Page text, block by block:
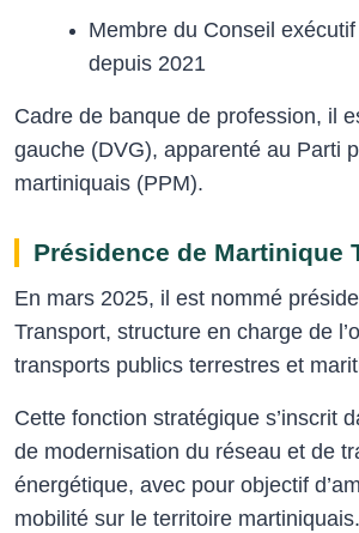
Membre du Conseil
depuis 2021
Cadre de banque de profession, il
gauche (DVG), apparenté au Parti
martiniquais (PPM).
Présidence de Martinique
En mars 2025, il est nommé
Transport, structure en charge de
transports publics terrestres et
Cette fonction stratégique s’inscrit
de modernisation du réseau et de
énergétique, avec pour objectif
mobilité sur le territoire martiniquais.